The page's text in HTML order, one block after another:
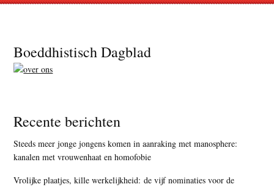
Footer
Boeddhistisch Dagblad
Recente berichten
Steeds meer jonge jongens komen in aanraking met manosphere:
kanalen met vrouwenhaat en homofobie
Vrolijke plaatjes, kille werkelijkheid: de vijf nominaties voor de